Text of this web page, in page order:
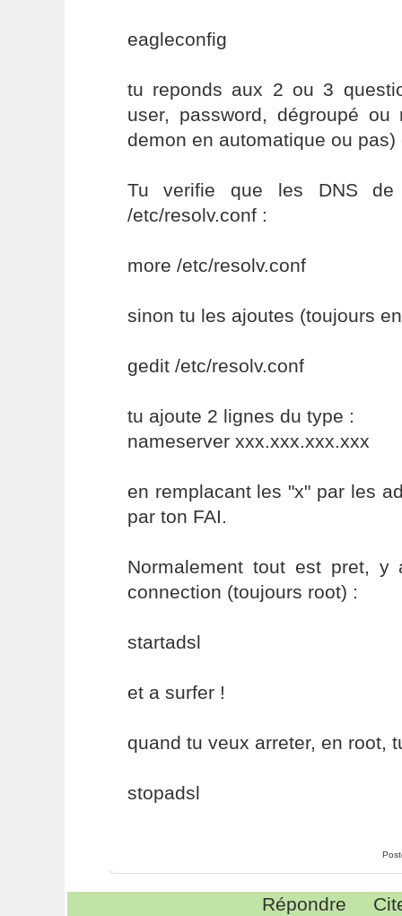
eagleconfig
tu reponds aux 2 ou 3
user, password, dégroupé
demon en automatique ou
Tu verifie que les DNS
/etc/resolv.conf :
more /etc/resolv.conf
sinon tu les ajoutes (toujours
gedit /etc/resolv.conf
tu ajoute 2 lignes du type :
nameserver xxx.xxx.xxx.xxx
en remplacant les "x" par les
par ton FAI.
Normalement tout est pret,
connection (toujours root) :
startadsl
et a surfer !
quand tu veux arreter, en root,
stopadsl
Répondre